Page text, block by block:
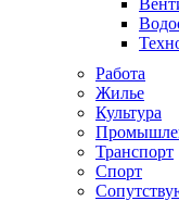
Работа
Жилье
Культура
Транспорт
Спорт